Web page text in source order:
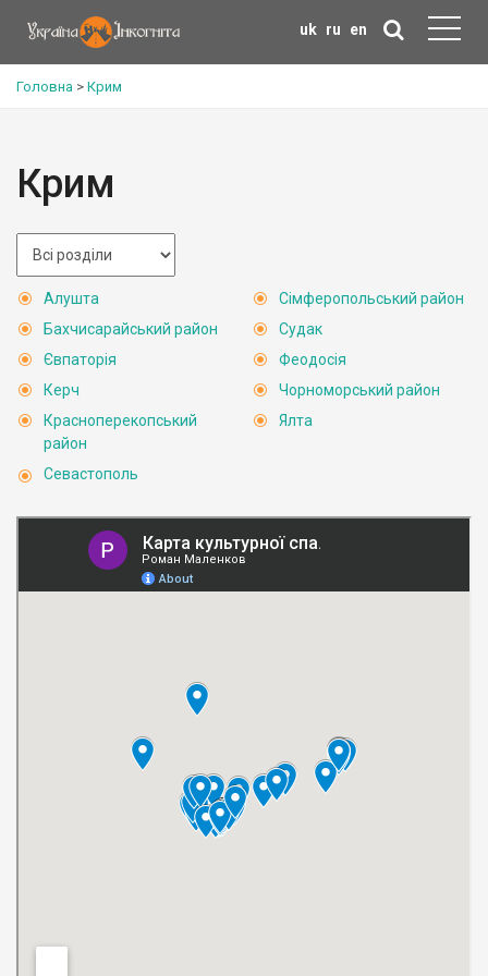
uk ru en
Головна > Крим
Крим
Алушта
Бахчисарайський район
Євпаторія
Керч
Красноперекопський
район
Севастополь
Сімферопольський район
Судак
Феодосія
Чорноморський район
Ялта